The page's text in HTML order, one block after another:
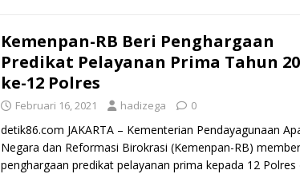
Kemenpan-RB Beri Penghargaan
Predikat Pelayanan Prima Tahun
ke-12 Polres
Februari 16, 2021 hadizega 0
detik86.com JAKARTA – Kementerian Pendayagunaan
Negara dan Reformasi Birokrasi (Kemenpan-RB)
penghargaan predikat pelayanan prima kepada 12 Polres